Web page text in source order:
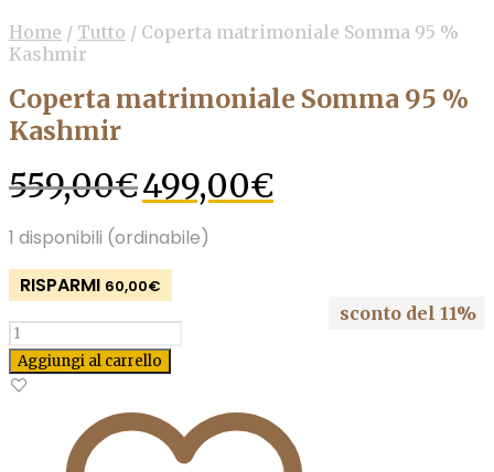
Home / Tutto / Coperta matrimoniale Somma 95 %
Kashmir
Coperta matrimoniale Somma 95 %
Kashmir
559,00€ Il
prezzo
era:
499,00€prezzo
1 disponibili (ordinabile)
RISPARMI 60,00€
sconto del 11%
Quantità
Aggiungi al carrello